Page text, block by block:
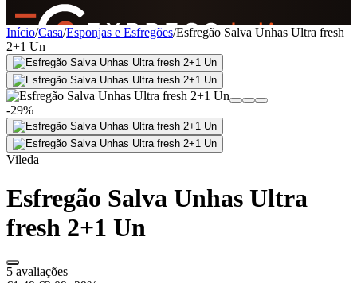
SINCE 2005
+de 36.000 reviews
Início/Casa/Esponjas e Esfregões/Esfregão Salva Unhas Ultra fresh
2+1 Un
-29%
Vileda
Esfregão Salva Unhas Ultra
fresh 2+1 Un
5 avaliações